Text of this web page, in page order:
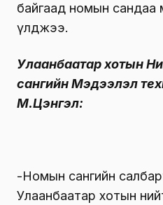
байгаад номын сандаа
үлджээ.
Улаанбаатар хотын
сангийн Мэдээлэл
М.Цэнгэл:
-Номын сангийн
Улаанбаатар хотын